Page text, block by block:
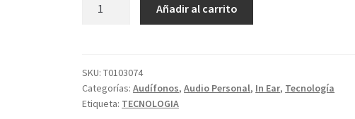
Añadir al carrito
SKU:T0103074
Categorías:Audífonos,Audio Personal, In Ear, Tecnología
Etiqueta: TECNOLOGIA